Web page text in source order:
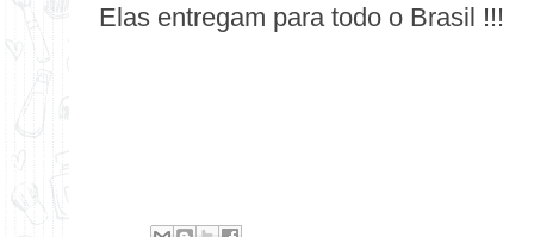
Elas entregam para todo o Brasil !!!